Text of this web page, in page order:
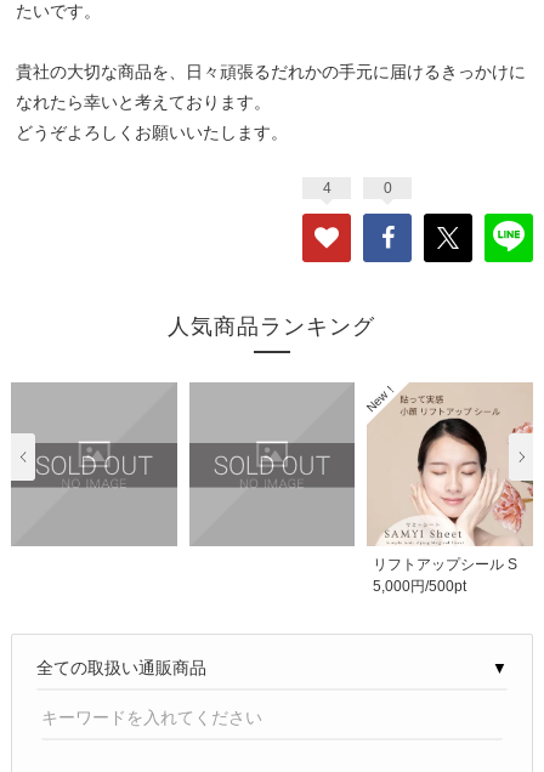
たいです。
貴社の大切な商品を、日々頑張るだれかの手元に届けるきっかけに
なれたら幸いと考えております。
どうぞよろしくお願いいたします。
4 0
人気商品ランキング
リフトアップシール S
AMYI Sheet サミー..
5,000円/500pt
▼